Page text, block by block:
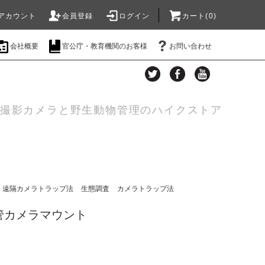
カウント 会員登録 ログイン カート(0)
会社概要 官公庁・教育機関のお客様 お問い合わせ
影カメラと野生動物管理のハイクストア
遠隔カメラトラップ法 生態調査 カメラトラップ法
カメラマウント